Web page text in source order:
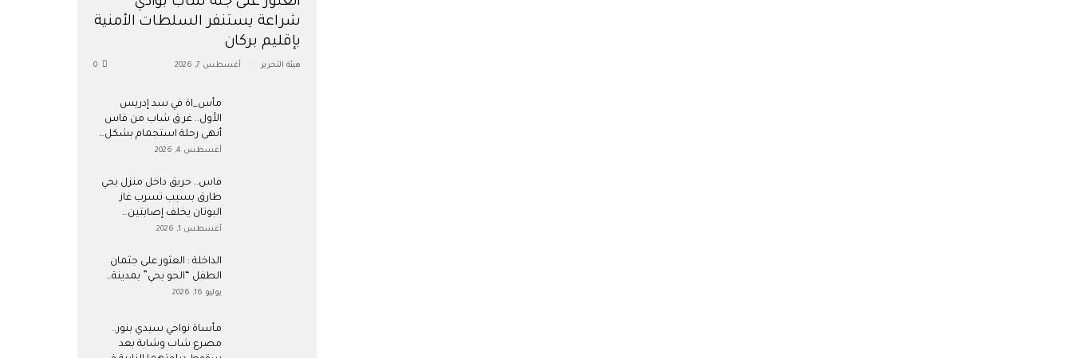
شراعة يستنفر السلطات الأمنية
بإقليم بركان
هيئة التحرير أغسطس 7, 2026
مأس_اة في سد إدريس
الأول.. غر ق شاب من فاس
أنهى رحلة استجمام بشكل…
أغسطس 4, 2026
فاس.. حريق داخل منزل بحي
طارق بسبب تسرب غاز
البوتان يخلف إصابتين…
أغسطس 1, 2026
​الداخلة : العثور على جثمان
الطفل “الحو بحي” بمدينة…
يوليو 16, 2026
مأساة نواحي سيدي بنور..
مصرع شاب وشابة بعد